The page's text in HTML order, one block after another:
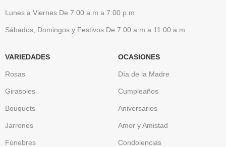
Lunes a Viernes De 7:00 a.m a 7:00 p.m
Sábados, Domingos y Festivos De 7:00 a.m a 11:00 a.m
VARIEDADES
Rosas
Girasoles
Bouquets
Jarrones
Fúnebres
OCASIONES
Día de la Madre
Cumpleaños
Aniversarios
Amor y Amistad
Condolencias